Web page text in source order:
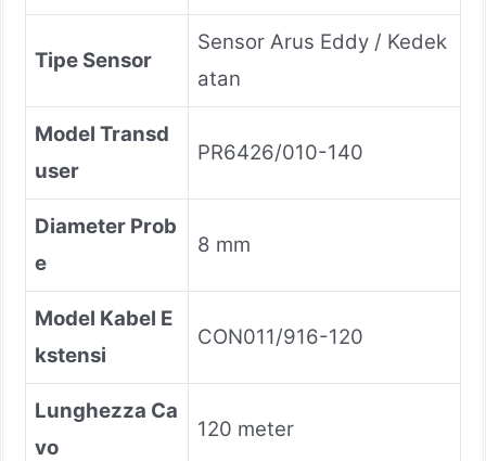
Tipe Sensor
Sensor Arus Eddy / Kedek
atan
Model Transd
user
PR6426/010-140
Diameter Prob
e
8 mm
Model Kabel E
kstensi
CON011/916-120
Lunghezza Ca
vo
120 meter